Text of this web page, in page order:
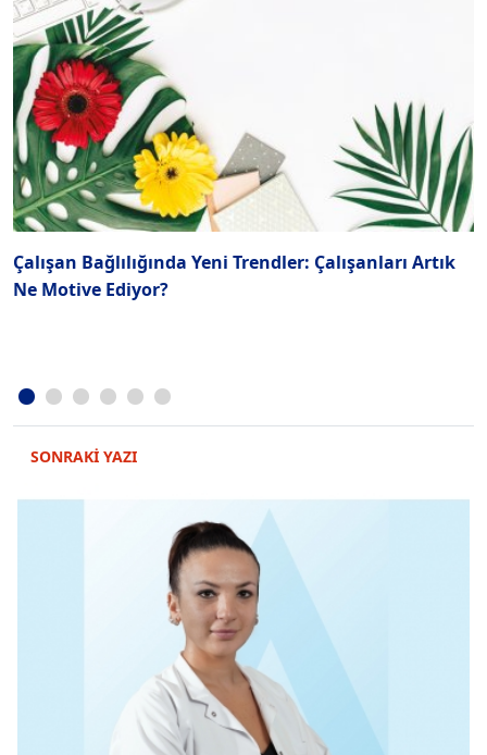
Çalışan Bağlılığında Yeni Trendler: Çalışanları Artık
Ne Motive Ediyor?
SONRAKİ YAZI